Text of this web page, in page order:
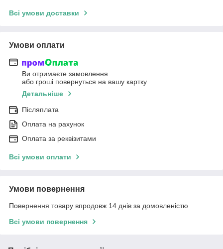
Всі умови доставки
Умови оплати
Ви отримаєте замовлення
або гроші повернуться на вашу картку
Детальніше
Післяплата
Оплата на рахунок
Оплата за реквізитами
Всі умови оплати
Умови повернення
Повернення товару впродовж 14 днів за домовленістю
Всі умови повернення